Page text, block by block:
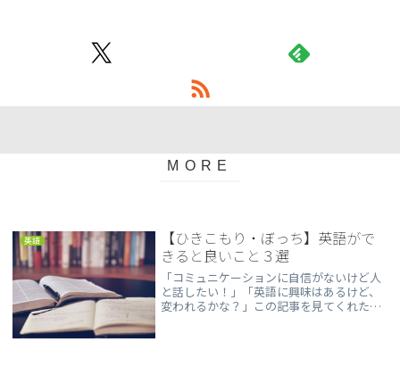
英語
【ひきこもり・ぼっち】英語がで
きると良いこと３選
「コミュニケーションに自信がないけど人
と話したい！」「英語に興味はあるけど、
変われるかな？」この記事を見てくれた方